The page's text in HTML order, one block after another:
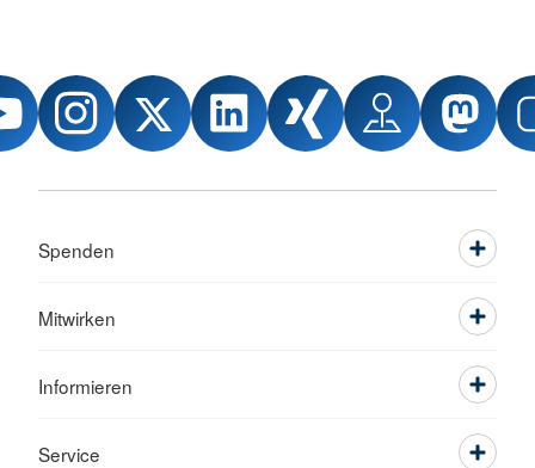
Spenden
Mitwirken
Informieren
Service